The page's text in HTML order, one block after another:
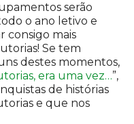
serão
o ano letivo e
consigo mais
Se tem
destes momentos,
era uma vez…”,
de histórias
e que nos